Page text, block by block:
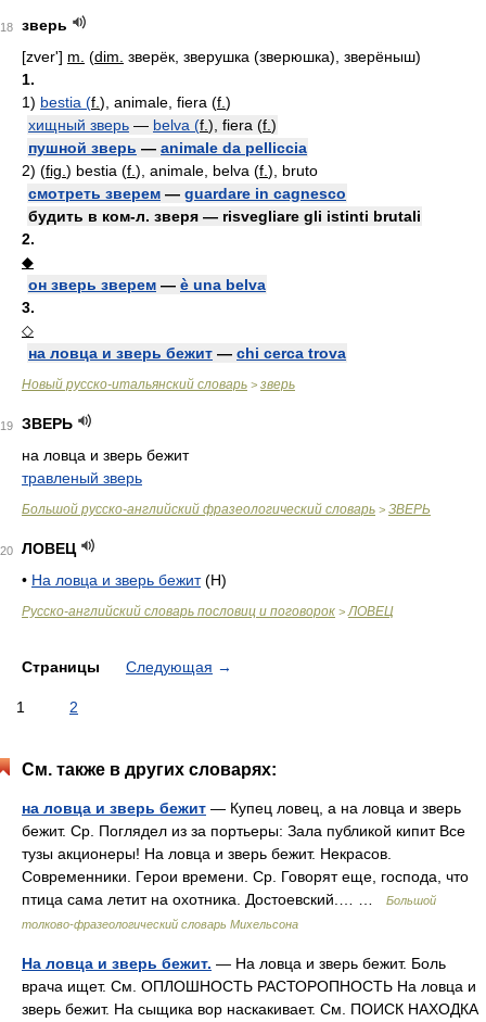
18
зверь
[zver'] m. (dim. зверёк, зверушка (зверюшка), зверёныш)
1.
1) bestia (f. ), animale, fiera (f. )
хищный зверь — belva (f. ), fiera (f. )
пушной зверь — animale da pelliccia
2) (fig. ) bestia (f. ), animale, belva (f. ), bruto
смотреть зверем — guardare in cagnesco
будить в ком-л. зверя — risvegliare gli istinti brutali
2.
◆
он зверь зверем — è una belva
3.
◇
на ловца и зверь бежит — chi cerca trova
Новый русско-итальянский словарь > зверь
19
ЗВЕРЬ
на ловца и зверь бежит
травленый зверь
Большой русско-английский фразеологический словарь > ЗВЕРЬ
20
ЛОВЕЦ
• На ловца и зверь бежит(Н)
Русско-английский словарь пословиц и поговорок > ЛОВЕЦ
Страницы Следующая →
1 2
См. также в других словарях:
на ловца и зверь бежит — Купец ловец, а на ловца и зверь
бежит. Ср. Поглядел из за портьеры: Зала публикой кипит Все
тузы акционеры! На ловца и зверь бежит. Некрасов.
Современники. Герои времени. Ср. Говорят еще, господа, что
птица сама летит на охотника. Достоевский.… …
Большой
толково-фразеологический словарь Михельсона
На ловца и зверь бежит. — На ловца и зверь бежит. Боль
врача ищет. См. ОПЛОШНОСТЬ РАСТОРОПНОСТЬ На ловца и
зверь бежит. На сыщика вор наскакивает. См. ПОИСК НАХОДКА